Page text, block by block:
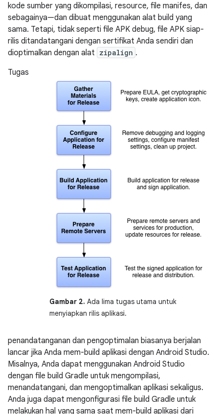
kode sumber yang dikompilasi, resource, file manifes, dan
sebagainya—dan dibuat menggunakan alat build yang
sama. Tetapi, tidak seperti file APK debug, file APK siap-
rilis ditandatangani dengan sertifikat Anda sendiri dan
dioptimalkan dengan alat zipalign .
Gambar 2. Ada lima tugas utama untuk
menyiapkan rilis aplikasi.
Tugas
penandatanganan dan pengoptimalan biasanya berjalan
lancar jika Anda mem-build aplikasi dengan Android Studio.
Misalnya, Anda dapat menggunakan Android Studio
dengan file build Gradle untuk mengompilasi,
menandatangani, dan mengoptimalkan aplikasi sekaligus.
Anda juga dapat mengonfigurasi file build Gradle untuk
melakukan hal yang sama saat mem-build aplikasi dari